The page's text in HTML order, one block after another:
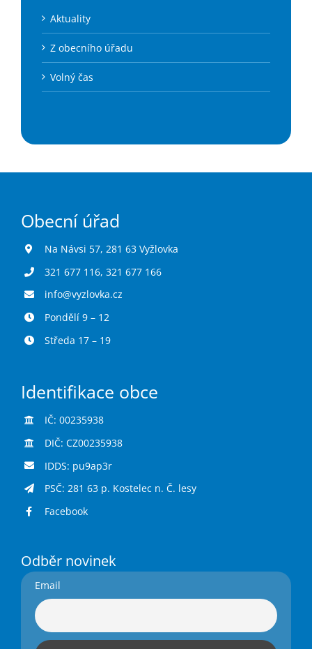
Aktuality
Z obecního úřadu
Volný čas
Obecní úřad
Na Návsi 57, 281 63 Vyžlovka
321 677 116, 321 677 166
info@vyzlovka.cz
Pondělí 9 – 12
Středa 17 – 19
Identifikace obce
IČ: 00235938
DIČ: CZ00235938
IDDS: pu9ap3r
PSČ: 281 63 p. Kostelec n. Č. lesy
Facebook
Odběr novinek
Email